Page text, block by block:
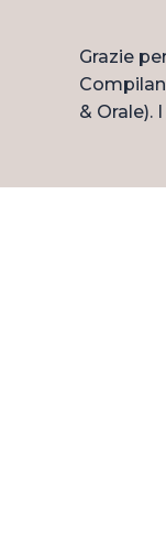
Grazie
& Orale).